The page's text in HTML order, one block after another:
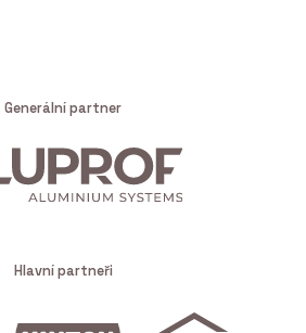
Generální partner
Hlavní partneři